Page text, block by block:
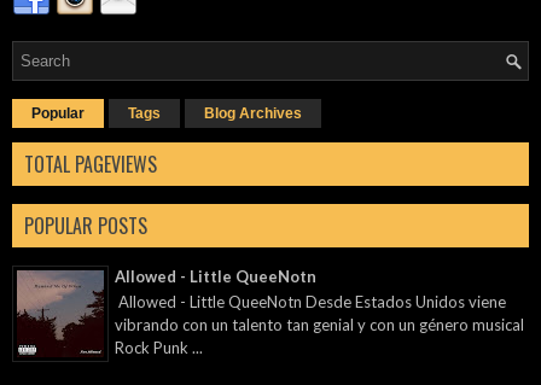
Popular Tags Blog Archives
TOTAL PAGEVIEWS
POPULAR POSTS
Allowed - Little QueeNotn
Allowed - Little QueeNotn Desde Estados Unidos viene
vibrando con un talento tan genial y con un género musical
Rock Punk ...